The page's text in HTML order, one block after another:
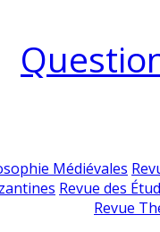
Médiévales
Revue des
Revue